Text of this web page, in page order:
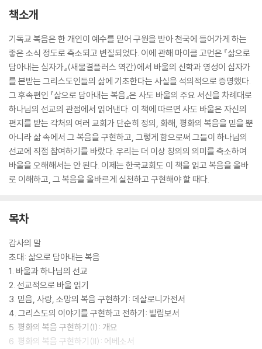
책소개
기독교 복음은 한 개인이 예수를 믿어 구원을 받아 천국에 들어가게 하는
좋은 소식 정도로 축소되고 변질되었다. 이에 관해 마이클 고먼은 『삶으로
담아내는 십자가』(새물결플러스 역간)에서 바울의 신학과 영성이 십자가
를 본받는 그리스도인들의 삶에 기초한다는 사실을 석의적으로 증명했다.
그 후속편인 『삶으로 담아내는 복음』은 사도 바울의 주요 서신을 차례대로
하나님의 선교의 관점에서 읽어낸다. 이 책에 따르면 사도 바울은 자신의
편지를 받는 각처의 여러 교회가 단순히 정의, 화해, 평화의 복음을 믿을 뿐
아니라 삶 속에서 그 복음을 구현하고, 그렇게 함으로써 그들이 하나님의
선교에 직접 참여하기를 바랐다. 우리는 더 이상 칭의의 의미를 축소하여
바울을 오해해서는 안 된다. 이제는 한국교회도 이 책을 읽고 복음을 올바
로 이해하고, 그 복음을 올바르게 실천하고 구현해야 할 때다.
목차
감사의 말
초대: 삶으로 담아내는 복음
1. 바울과 하나님의 선교
2. 선교적으로 바울 읽기
3. 믿음, 사랑, 소망의 복음 구현하기: 데살로니가전서
4. 그리스도의 이야기를 구현하고 전하기: 빌립보서
5. 평화의 복음 구현하기(I): 개요
6. 평화의 복음 구현하기(II): 에베소서